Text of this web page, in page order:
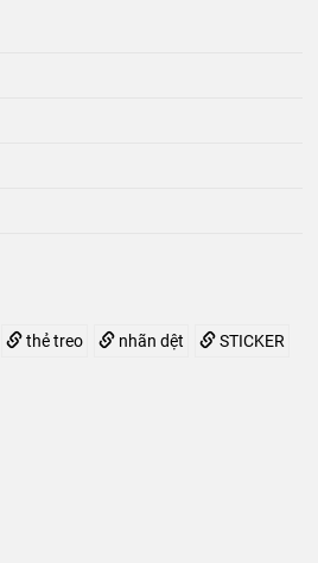
thẻ treo nhãn dệt STICKER